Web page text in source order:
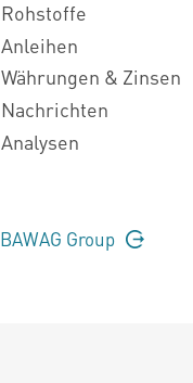
Rohstoffe
Anleihen
Währungen & Zinsen
Nachrichten
Analysen
BAWAG Group